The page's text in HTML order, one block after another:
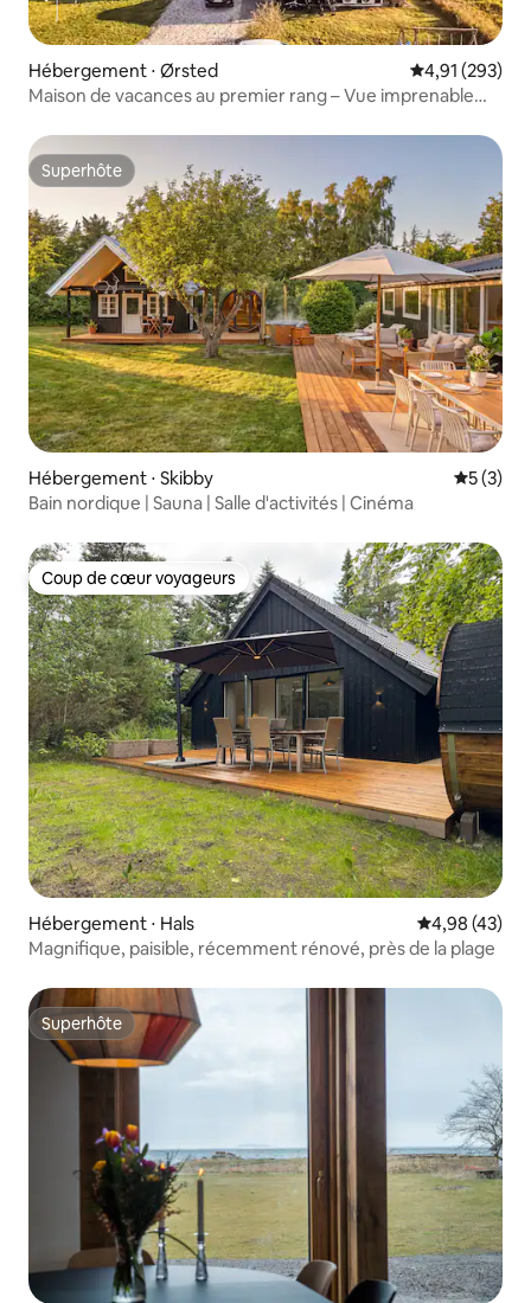
Hébergement ⋅ Ørsted Évaluation
4,91 (293)
Maison de vacances au premier rang – Vue imprenable
Superhôte
Superhôte
Hébergement ⋅ Skibby
5 (3)
Bain nordique | Sauna | Salle d'activités | Cinéma
Coup de cœur voyageurs
Coup de cœur voyageurs
Hébergement ⋅ Hals Évaluation
4,98 (43)
Magnifique, paisible, récemment rénové, près de la plage
Superhôte
Superhôte